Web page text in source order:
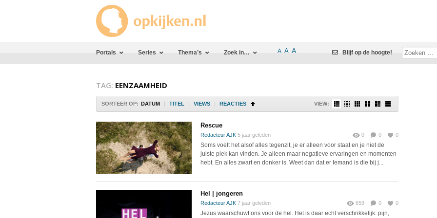
Portals Series Thema’s Zoek in… A A A Blijf op de hoogte!
TAG: EENZAAMHEID
SORTEER OP: DATUM | TITEL | VIEWS | REACTIES VIEW:
Rescue
Redacteur AJK 5 jaar geleden 0 0 0
Soms voelt het alsof alles tegenzit, je er alleen voor staat en je niet de
juiste plek kan vinden. Je alleen maar negatieve ervaringen en momenten
hebt. En alles zwart en donker is. Weet dan dat er Iemand is die bij j...
Hel | jongeren
Redacteur AJK 7 jaar geleden 659 0 0
Jezus waarschuwt ons voor de hel. Het is daar echt verschrikkelijk: pijn,